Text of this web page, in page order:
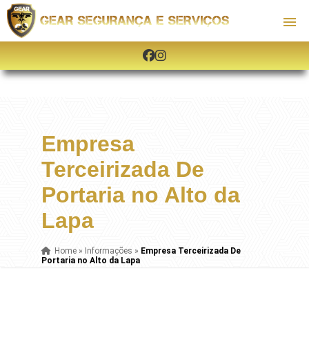
Empresa
Terceirizada De
Portaria no Alto da
Lapa
Home» Informações » Empresa Terceirizada De
Portaria no Alto da Lapa